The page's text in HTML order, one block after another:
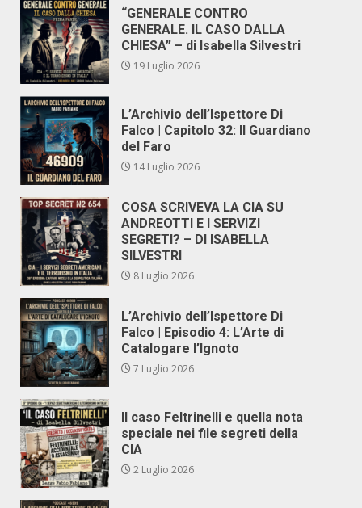
“GENERALE CONTRO
GENERALE. IL CASO DALLA
CHIESA” – di Isabella Silvestri
19 Luglio 2026
L’Archivio dell’Ispettore Di
Falco | Capitolo 32: Il Guardiano
del Faro
14 Luglio 2026
COSA SCRIVEVA LA CIA SU
ANDREOTTI E I SERVIZI
SEGRETI? – DI ISABELLA
SILVESTRI
8 Luglio 2026
L’Archivio dell’Ispettore Di
Falco | Episodio 4: L’Arte di
Catalogare l’Ignoto
7 Luglio 2026
Il caso Feltrinelli e quella nota
speciale nei file segreti della
CIA
2 Luglio 2026